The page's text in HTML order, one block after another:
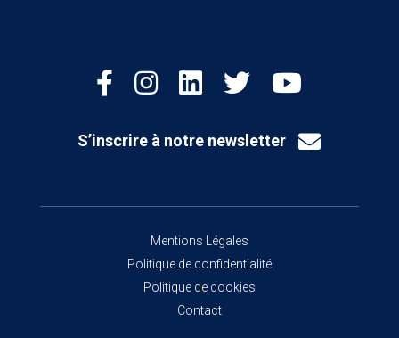
S’inscrire à notre newsletter
Mentions Légales
Politique de confidentialité
Politique de cookies
Contact